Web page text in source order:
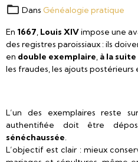
Dans Généalogie pratique
En 1667, Louis XIVimpose une
des registres paroissiaux : ils
en double exemplaire, à la
les fraudes, les ajouts
L’un des exemplaires reste
authentifiée doit être
sénéchaussée.
L’objectif est clair : mieux